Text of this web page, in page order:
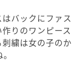
バックにファス
りのワンピース
繍は女の子のか